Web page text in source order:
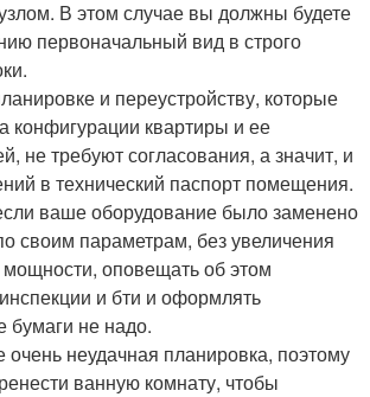
В этом случае вы должны будете
первоначальный вид в строго
и переустройству, которые
конфигурации квартиры и ее
не требуют согласования, а значит, и
в технический паспорт помещения.
ваше оборудование было заменено
своим параметрам, без увеличения
оповещать об этом
и бти и оформлять
бумаги не надо.
очень неудачная планировка, поэтому
ванную комнату, чтобы